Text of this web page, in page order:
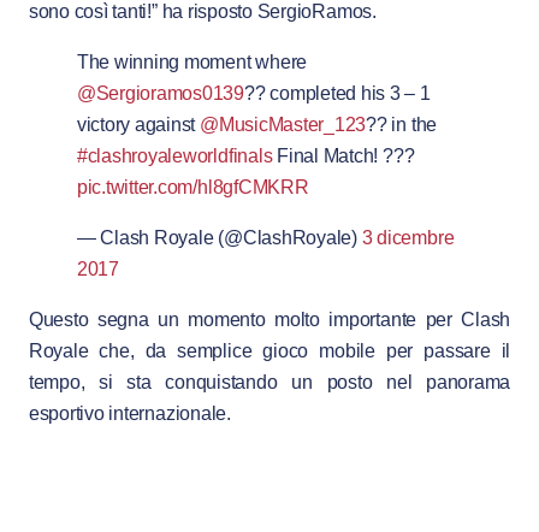
sono così tanti!” ha risposto SergioRamos.
The winning moment where
@Sergioramos0139?? completed his 3 – 1
victory against @MusicMaster_123?? in the
#clashroyaleworldfinalsFinal Match! ???
pic.twitter.com/hl8gfCMKRR
— Clash Royale (@ClashRoyale) 3 dicembre
2017
Questo segna un momento molto importante per Clash
Royale che, da semplice gioco mobile per passare il
tempo, si sta conquistando un posto nel panorama
esportivo internazionale.